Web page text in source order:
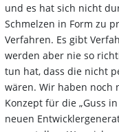
und es hat sich nicht
Schmelzen in Form zu
Verfahren. Es gibt
werden aber nie so
tun hat, dass die nicht
wären. Wir haben noch
Konzept für die „Guss
neuen